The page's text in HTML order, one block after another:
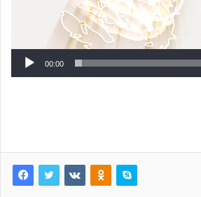
00:00